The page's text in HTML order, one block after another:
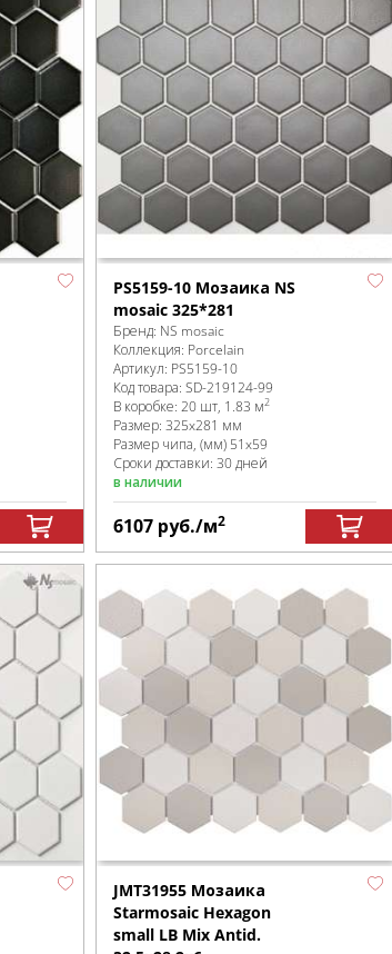
PS5159-10 Мозаика NS
mosaic 325*281
Бренд: NS mosaic
Коллекция: Porcelain
Артикул: PS5159-10
Код товара:SD-219124-99
В коробке:20 шт, 1.83 м2
Размер:325x281 мм
Размер чипа, (мм) 51x59
Сроки доставки: 30 дней
в наличии
6107 руб./м2
JMT31955 Мозаика
Starmosaic Hexagon
small LB Mix Antid.